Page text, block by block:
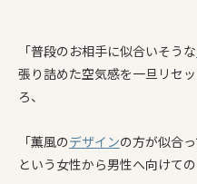
「普段のお相手に似合いそうな
張り詰めた空気感を一旦リセ
ろ、
「薫風のデザインの方が似合っ
という女性から男性へ向けての